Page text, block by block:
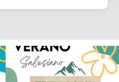
La diversión y la alegría también se han
sentido...
93 0